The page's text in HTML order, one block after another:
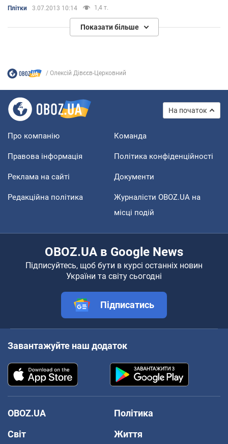
Церковний хрестився в 37 років
Плітки 3.07.2013 10:14 1,4 т.
Показати більше
Олексій Дівєєв-Церковний
На початок
Про компанію Команда
Правова інформація Політика конфіденційності
Реклама на сайті Документи
Редакційна політика
Журналісти OBOZ.UA на
місці подій
OBOZ.UA в Google News
Підписуйтесь, щоб бути в курсі останніх новин
України та світу сьогодні
Підписатись
Завантажуйте наш додаток
OBOZ.UA
Політика
Світ
Життя